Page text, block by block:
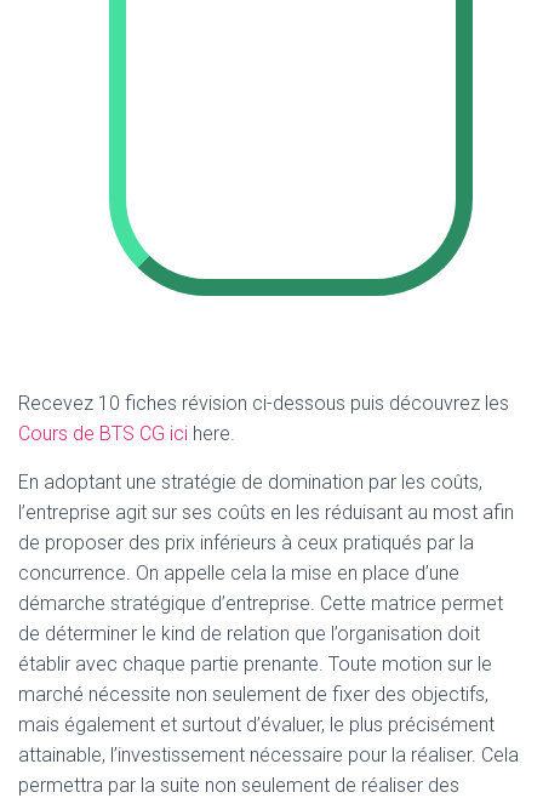
Recevez 10 fiches révision ci-dessous puis découvrez les
Cours de BTS CG ici here.
En adoptant une stratégie de domination par les coûts,
l’entreprise agit sur ses coûts en les réduisant au most afin
de proposer des prix inférieurs à ceux pratiqués par la
concurrence. On appelle cela la mise en place d’une
démarche stratégique d’entreprise. Cette matrice permet
de déterminer le kind de relation que l’organisation doit
établir avec chaque partie prenante. Toute motion sur le
marché nécessite non seulement de fixer des objectifs,
mais également et surtout d’évaluer, le plus précisément
attainable, l’investissement nécessaire pour la réaliser. Cela
permettra par la suite non seulement de réaliser des